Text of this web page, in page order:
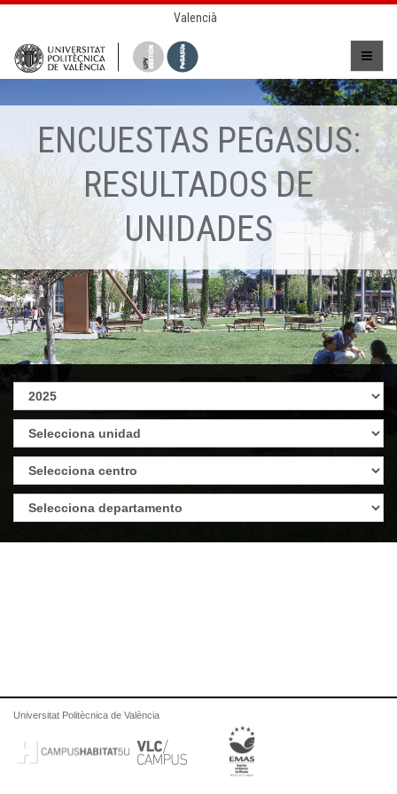
Valencià
ENCUESTAS PEGASUS:
RESULTADOS DE
UNIDADES
Universitat Politècnica de València